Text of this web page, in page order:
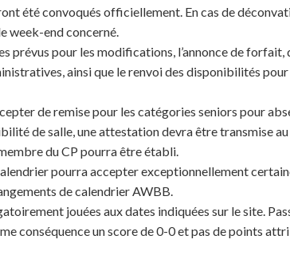
été convoqués officiellement. En cas de
week-end concerné.
prévus pour les modifications, l’annonce de forfait,
ainsi que le renvoi des disponibilités pour
de remise pour les catégories seniors pour
de salle, une attestation devra être transmise
du CP pourra être établi.
pourra accepter exceptionnellement
de calendrier AWBB.
jouées aux dates indiquées sur le site.
conséquence un score de 0-0 et pas de points